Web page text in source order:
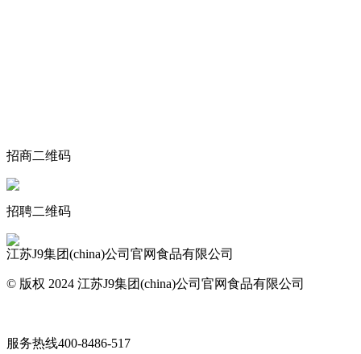
招商二维码
招聘二维码
江苏J9集团(china)公司官网食品有限公司
© 版权 2024 江苏J9集团(china)公司官网食品有限公司
服务热线400-8486-517